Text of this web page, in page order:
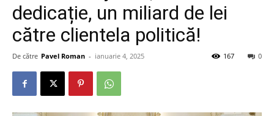
dedicație, un miliard de lei
către clientela politică!
De către Pavel Roman - ianuarie 4, 2025 0
167